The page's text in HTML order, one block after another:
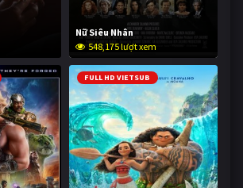
Nữ Siêu Nhân
548,175 lượt xem
FULL HD VIETSUB